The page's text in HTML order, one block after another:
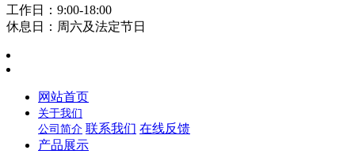
工作日：9:00-18:00
休息日：周六及法定节日
网站首页
关于我们
公司简介 联系我们 在线反馈
产品展示